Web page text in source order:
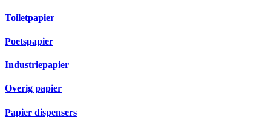
Toiletpapier
Poetspapier
Industriepapier
Overig papier
Papier dispensers